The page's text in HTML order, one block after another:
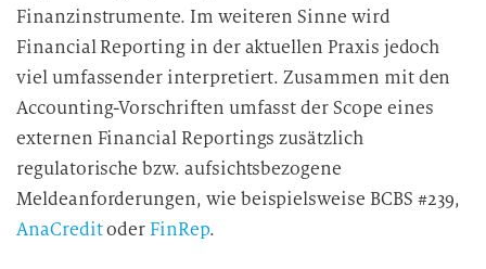
i
e
D
t
e
n
v
e
Finanzinstrumente. Im weiteren Sinne wird
Financial Reporting in der aktuellen Praxis jedoch
viel umfassender interpretiert. Zusammen mit den
Accounting-Vorschriften umfasst der Scope eines
externen Financial Reportings zusätzlich
regulatorische bzw. aufsichtsbezogene
Meldeanforderungen, wie beispielsweise BCBS #239,
AnaCreditoderFinRep.